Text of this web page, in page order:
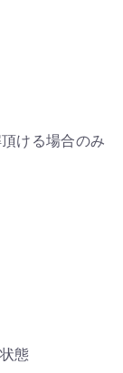
ける場合のみ
態